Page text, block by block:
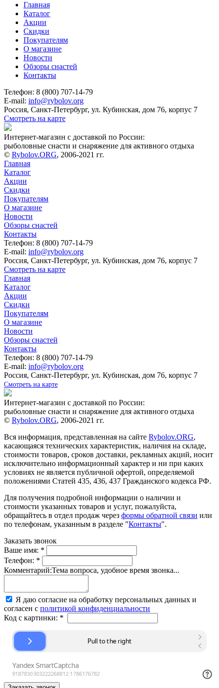
Главная
Каталог
Акции
Скидки
Покупателям
О магазине
Новости
Обзоры снастей
Контакты
Телефон: 8 (800) 707-14-79
E-mail: info@rybolov.org
Россия, Санкт-Петербург, ул. Кубинская, дом 76, корпус 7
Смотреть на карте
Интернет-магазин с доставкой по России:
рыболовные снасти и снаряжение для активного отдыха
© Rybolov.ORG, 2006-2021 гг.
Главная
Каталог
Акции
Скидки
Покупателям
О магазине
Новости
Обзоры снастей
Контакты
Телефон: 8 (800) 707-14-79
E-mail: info@rybolov.org
Россия, Санкт-Петербург, ул. Кубинская, дом 76, корпус 7
Смотреть на карте
Главная
Каталог
Акции
Скидки
Покупателям
О магазине
Новости
Обзоры снастей
Контакты
Телефон: 8 (800) 707-14-79
E-mail: info@rybolov.org
Россия, Санкт-Петербург, ул. Кубинская, дом 76, корпус 7
Смотреть на карте
Интернет-магазин с доставкой по России:
рыболовные снасти и снаряжение для активного отдыха
© Rybolov.ORG, 2006-2021 гг.
Вся информация, представленная на сайте Rybolov.ORG,
касающаяся технических характеристик, наличия на складе,
стоимости товаров, сроков доставки, рекламных акций, носит
исключительно информационный характер и ни при каких
условиях не является публичной офертой, определяемой
положениями Статей 435, 436, 437 Гражданского кодекса РФ.
Для получения подробной информации о наличии и
стоимости указанных товаров и услуг, пожалуйста,
обращайтесь в отдел продаж через формы обратной связи или
по телефонам, указанным в разделе "Контакты".
Заказать звонок
Ваше имя: *
Телефон: *
Комментарий:Тема вопроса, удобное время звонка...
Я даю согласие на обработку персональных данных и
согласен с политикой конфиденциальности
Код с картинки: *